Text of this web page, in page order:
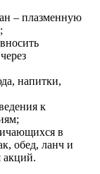
– плазменную
напитки,
к
в
обед, ланч и
акций.